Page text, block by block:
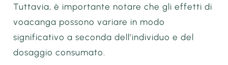
Tuttavia, è importante notare che gli effetti di
voacanga possono variare in modo
significativo a seconda dell’individuo e del
dosaggio consumato.